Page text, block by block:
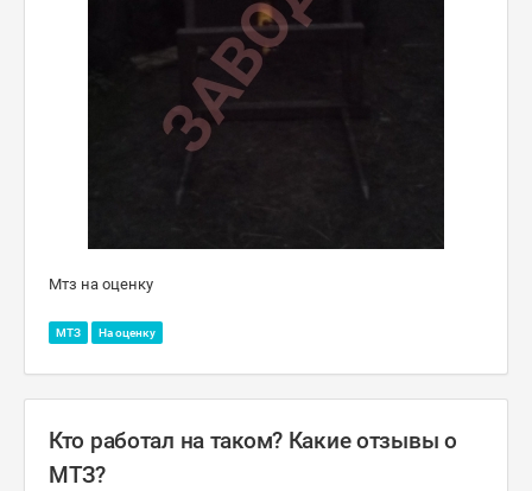
Мтз на оценку
МТЗ На оценку
Кто работал на таком? Какие отзывы о
МТЗ?